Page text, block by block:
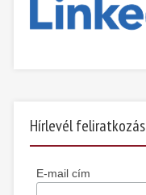
Hírlevél feliratkozás
E-mail cím